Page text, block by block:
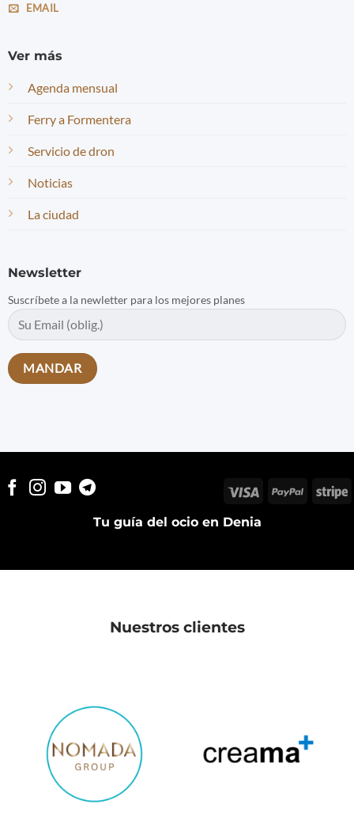
EMAIL
Ver más
Agenda mensual
Ferry a Formentera
Servicio de dron
Noticias
La ciudad
Newsletter
Suscríbete a la newletter para los mejores planes
Tu guía del ocio en Denia
Visa PayPal
Nuestros clientes